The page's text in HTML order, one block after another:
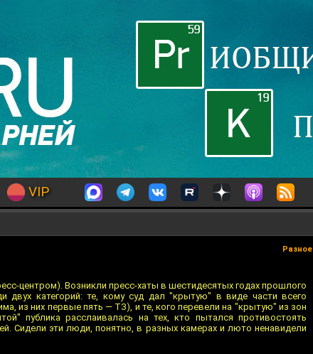
VIP
Разное
центром). Возникли пресс-хаты в шестидесятых годах прошлого
категорий: те, кому суд дал "крытую" в виде части всего
из них первые пять — ТЗ), и те, кого перевели на "крытую" из зон
публика расслаивалась на тех, кто пытался противостоять
Сидели эти люди, понятно, в разных камерах и люто ненавидели